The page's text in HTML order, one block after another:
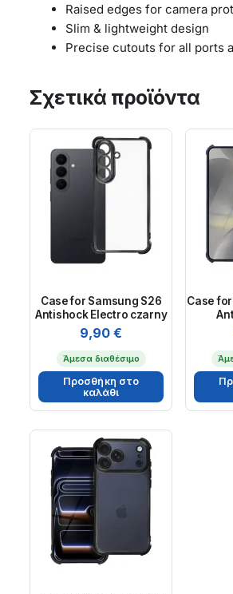
Raised edges for camera
Slim & lightweight design
Precise cutouts for all ports
Σχετικά προϊόντα
Case for Samsung S26
Antishock Electro czarny
9,90€
Άμεσα διαθέσιμο
Προσθήκη στο
καλάθι
Case